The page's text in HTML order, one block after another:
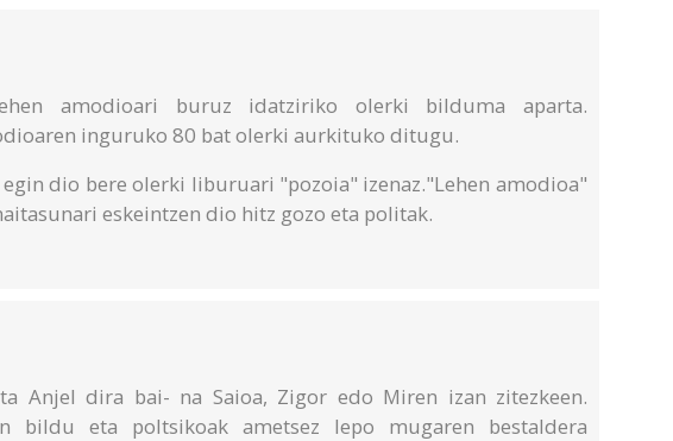
amodioari buruz idatziriko olerki bilduma aparta.
inguruko 80 bat olerki aurkituko ditugu.
egin dio bere olerki liburuari "pozoia" izenaz."Lehen amodioa"
eskeintzen dio hitz gozo eta politak.
Anjel dira bai- na Saioa, Zigor edo Miren izan zitezkeen.
bildu eta poltsikoak ametsez lepo mugaren bestaldera